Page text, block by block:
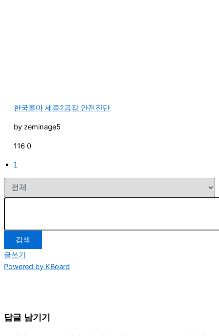
한국콜마 세종2공장 안전진단
by zeminage5
116 0
1
검색
글쓰기
Powered by KBoard
답글 남기기